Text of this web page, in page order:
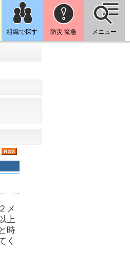
組織で探す 防災 緊急 メニュー
メ
上
時
く